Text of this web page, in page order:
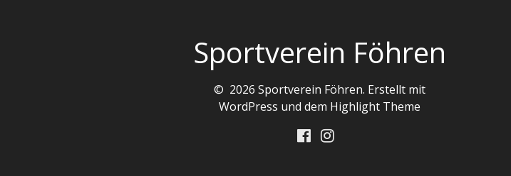
Sportverein Föhren
© 2026 Sportverein Föhren. Erstellt mit
WordPress und dem Highlight Theme